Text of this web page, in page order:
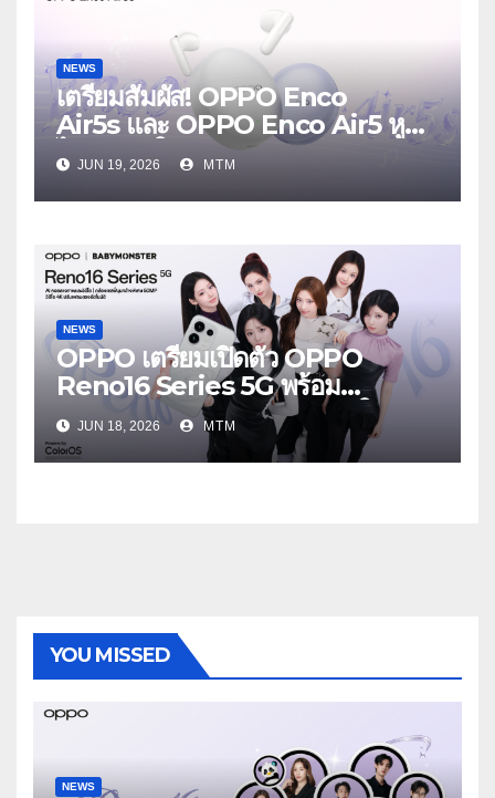
NEWS
เตรียมสัมผัส! OPPO Enco
Air5s และ OPPO Enco Air5 หูฟัง
ไร้สายรุ่นใหม่ล่าสุด มาพร้อมระบบ
ตัดเสียงรบกวน เบาสบายเหมือนไม่ได้
ใส่
JUN 19, 2026 MTM
NEWS
OPPO เตรียมเปิดตัว OPPO
Reno16 Series 5G พร้อม
ประกาศ BABYMONSTER ใน
ฐานะ Reno Girls ชวนสัมผัส
ประสบการณ์ถ่ายภาพมุมกว้างพิเศษที่
JUN 18, 2026 MTM
YOU MISSED
NEWS